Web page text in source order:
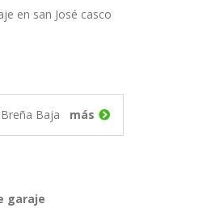
en san José casco
Breña Baja más
garaje